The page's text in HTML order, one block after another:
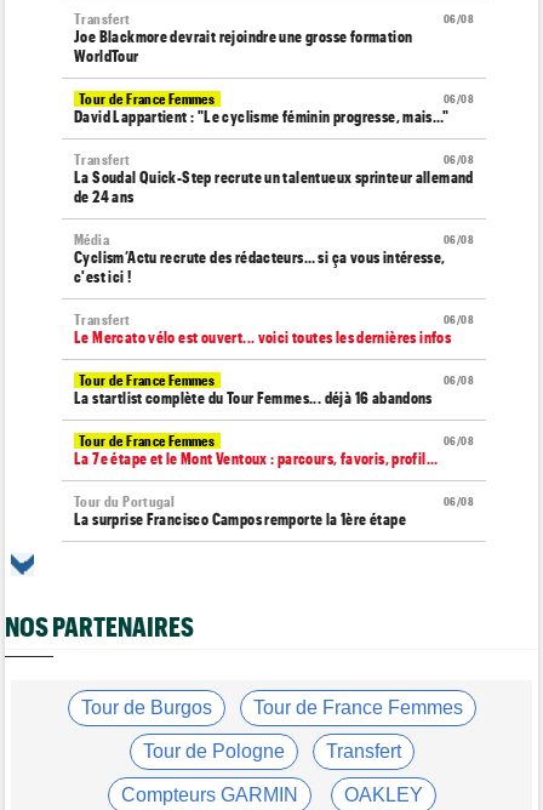
06/08
Transfert
Joe Blackmore devrait rejoindre une grosse formation
WorldTour
06/08
Tour de France Femmes
David Lappartient : "Le cyclisme féminin progresse, mais…"
06/08
Transfert
La Soudal Quick-Step recrute un talentueux sprinteur allemand
de 24 ans
06/08
Média
Cyclism’Actu recrute des rédacteurs… si ça vous intéresse,
c'est ici !
06/08
Transfert
Le Mercato vélo est ouvert... voici toutes les dernières infos
06/08
Tour de France Femmes
La startlist complète du Tour Femmes... déjà 16 abandons
06/08
Tour de France Femmes
La 7e étape et le Mont Ventoux : parcours, favoris, profil…
06/08
Tour du Portugal
La surprise Francisco Campos remporte la 1ère étape
Tour de France Femmes
06/08
Tour de France Femmes
Kim Le Court Pienaar : "La course a été complètement folle"
Isaac Del Toro prolonge avec UAE Team Emirates-XRG jusqu'en
NOS PARTENAIRES
Tour de Burgos Tour de France Femmes
Tour de Pologne Transfert
Compteurs GARMIN OAKLEY